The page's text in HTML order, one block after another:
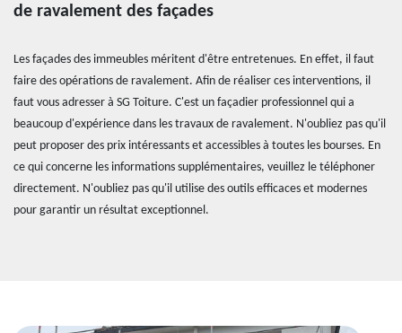
de ravalement des façades
Les façades des immeubles méritent d'être entretenues. En effet, il faut
faire des opérations de ravalement. Afin de réaliser ces interventions, il
faut vous adresser à SG Toiture. C'est un façadier professionnel qui a
beaucoup d'expérience dans les travaux de ravalement. N'oubliez pas qu'il
peut proposer des prix intéressants et accessibles à toutes les bourses. En
ce qui concerne les informations supplémentaires, veuillez le téléphoner
directement. N'oubliez pas qu'il utilise des outils efficaces et modernes
pour garantir un résultat exceptionnel.